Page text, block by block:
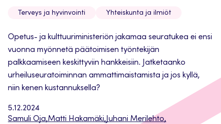
5.12.2024
Samuli Oja,Matti Hakamäki, Juhani Merilehto,
Terveys ja hyvinvointi Yhteiskunta ja ilmiöt
Opetus- ja kulttuuriministeriön jakamaa seuratukea ei ensi
vuonna myönnetä päätoimisen työntekijän
palkkaamiseen keskittyviin hankkeisiin. Jatketaanko
urheiluseuratoiminnan ammattimaistamista ja jos kyllä,
niin kenen kustannuksella?